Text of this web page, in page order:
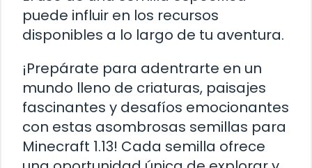
puede influir en los recursos
disponibles a lo largo de tu aventura.
¡Prepárate para adentrarte en un
mundo lleno de criaturas, paisajes
fascinantes y desafíos emocionantes
con estas asombrosas semillas para
Minecraft 1.13! Cada semilla ofrece